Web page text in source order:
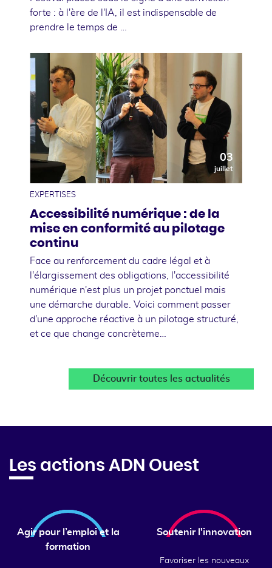
forte : à l'ère de l'IA, il est indispensable de
prendre le temps de …
03
juillet
EXPERTISES
Accessibilité numérique : de la
mise en conformité au pilotage
continu
Face au renforcement du cadre légal et à
l'élargissement des obligations, l'accessibilité
numérique n'est plus un projet ponctuel mais
une démarche durable. Voici comment passer
d'une approche réactive à un pilotage structuré,
et ce que change concrèteme…
Découvrir toutes les actualités
Les actions ADN Ouest
Agir pour l’emploi et la
formation
Soutenir l'innovation
Favoriser les nouveaux